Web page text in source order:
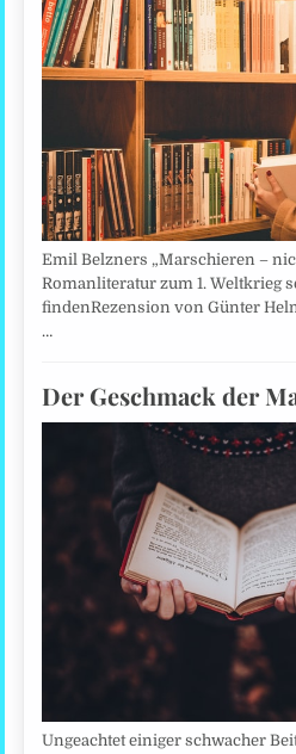
Emil Belzners „Marschieren –
Romanliteratur zum 1. Weltkrieg
findenRezension von Günter
…
Der Geschmack der
Ungeachtet einiger schwacher